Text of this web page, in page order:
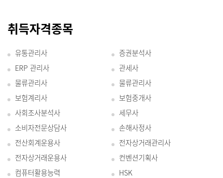
취득자격종목
유통관리사
증권분석사
ERP 관리사
관세사
물류관리사
물류관리사
보험계리사
보험중개사
사회조사분석사
세무사
소비자전문상담사
손해사정사
전산회계운용사
전자상거래관리사
전자상거래운용사
컨벤션기획사
컴퓨터활용능력
HSK